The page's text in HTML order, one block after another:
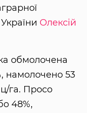
Олексій
обмолочена
намолочено 53
ц/га. Просо
48%,